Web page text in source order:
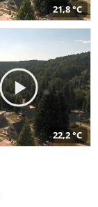
21,8 °C
22,2 °C